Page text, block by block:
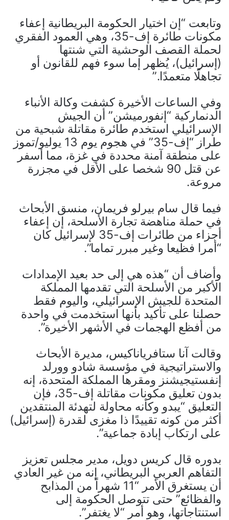
وتابعت “إن اختيار الحكومة البريطانية إعفاء
مكونات طائرة إف-35، وهي العمود الفقري
لحملة القصف الوحشية التي شنتها
(إسرائيل)، يُظهر إما سوء فهم للقانون أو
تجاهلًا متعمدًا.”
وفي الساعات الأخيرة كشفت وكالة الأنباء
الدنماركية “إنفورميشن” أن الجيش
الإسرائيلي استخدم طائرة مقاتلة شبحية من
طراز “إف-35” في هجوم يوم 13 يوليو/تموز
على منطقة آمنة محددة في غزة، مما أسفر
عن قتل 90 شخصا على الأقل في مجزرة
مروعة.
فيما قال سام بيرلو فريمان، منسق الأبحاث
في حملة مناهضة تجارة الأسلحة، إن إعفاء
أجزاء من طائرات إف-35 لإسرائيل كان
“أمرا فظيعا وغير مبرر تماما”.
وأضاف أن “هذه هي إلى حد بعيد الإمدادات
الأكبر من الأسلحة التي تقدمها المملكة
المتحدة للجيش الإسرائيلي، واليوم فقط
حصلنا على تأكيد بأنها استخدمت في واحدة
من أفظع الهجمات في الأشهر الأخيرة”.
وقالت آنا ستافرياناكيس، مديرة الأبحاث
والاستراتيجية في مؤسسة شادو وورلد
إنفستيجيشنز ومقرها المملكة المتحدة، إنه
بدون تعليق مكونات مقاتلة إف-35، فإن
التعليق “يبدو وكأنه محاولة لتهدئة المنتقدين
أكثر من كونه تقييدًا ذا مغزى لقدرة (إسرائيل)
على ارتكاب إبادة جماعية”.
بدوره قال كريس دويل، مدير مجلس تعزيز
التفاهم العربي البريطاني، إنه من غير العادي
أن يستغرق الأمر “11 شهراً من المذابح
والفظائع” حتى تتوصل الحكومة إلى
استنتاجاتها، وهو أمر “لا يغتفر”.